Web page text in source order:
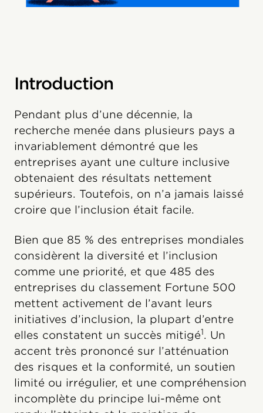
Introduction
Pendant plus d’une décennie, la
recherche menée dans plusieurs pays a
invariablement démontré que les
entreprises ayant une culture inclusive
obtenaient des résultats nettement
supérieurs. Toutefois, on n’a jamais laissé
croire que l’inclusion était facile.
Bien que 85 % des entreprises mondiales
considèrent la diversité et l’inclusion
comme une priorité, et que 485 des
entreprises du classement Fortune 500
mettent activement de l’avant leurs
initiatives d’inclusion, la plupart d’entre
elles constatent un succès mitigé1. Un
accent très prononcé sur l’atténuation
des risques et la conformité, un soutien
limité ou irrégulier, et une compréhension
incomplète du principe lui-même ont